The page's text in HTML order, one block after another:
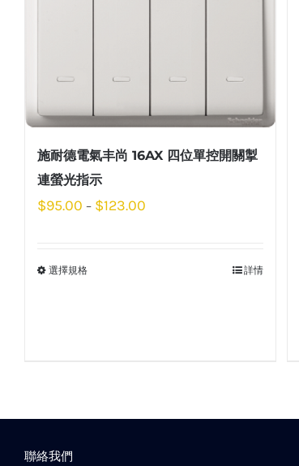
施耐德電氣丰尚 16AX 四位單控開關掣
連螢光指示
$95.00 – $123.00
選擇規格 詳情
聯絡我們